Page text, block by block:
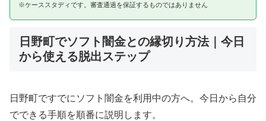
※ケーススタディです。審査通過を保証するものではありません
日野町でソフト闇金との縁切り方法｜今日
から使える脱出ステップ
日野町ですでにソフト闇金を利用中の方へ。今日から自分
でできる手順を順番に説明します。